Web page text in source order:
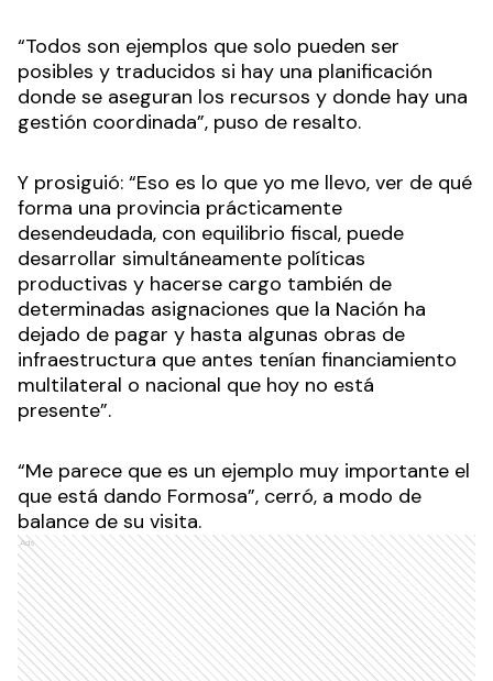
“Todos son ejemplos que solo pueden ser
posibles y traducidos si hay una planificación
donde se aseguran los recursos y donde hay una
gestión coordinada”, puso de resalto.
Y prosiguió: “Eso es lo que yo me llevo, ver de qué
forma una provincia prácticamente
desendeudada, con equilibrio fiscal, puede
desarrollar simultáneamente políticas
productivas y hacerse cargo también de
determinadas asignaciones que la Nación ha
dejado de pagar y hasta algunas obras de
infraestructura que antes tenían financiamiento
multilateral o nacional que hoy no está
presente”.
“Me parece que es un ejemplo muy importante el
que está dando Formosa”, cerró, a modo de
balance de su visita.
Ads